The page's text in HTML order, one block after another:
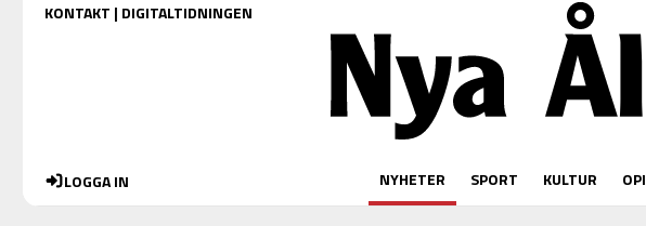
KONTAKT | DIGITALTIDNINGEN
LOGGA IN NYHETER SPORT KULTUR